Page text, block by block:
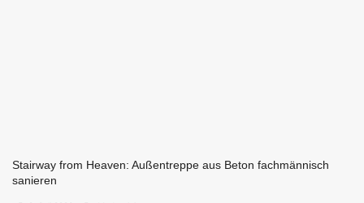
Stairway from Heaven: Außentreppe aus Beton fachmännisch
sanieren